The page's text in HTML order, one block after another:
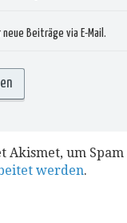
Beiträge via E-Mail.
Akismet, um
werden.